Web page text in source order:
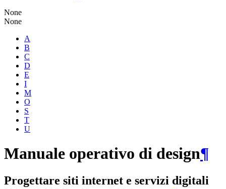
None
None
A
B
C
D
E
I
M
O
S
T
U
Manuale operativo di design¶
Progettare siti internet e servizi digitali